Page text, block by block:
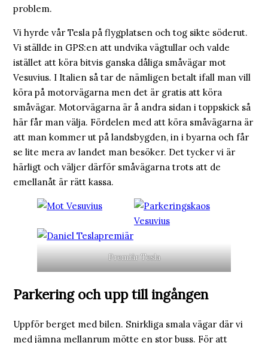
problem.
Vi hyrde vår Tesla på flygplatsen och tog sikte söderut.
Vi ställde in GPS:en att undvika vägtullar och valde
istället att köra bitvis ganska dåliga småvägar mot
Vesuvius. I Italien så tar de nämligen betalt ifall man vill
köra på motorvägarna men det är gratis att köra
småvägar. Motorvägarna är å andra sidan i toppskick så
här får man välja. Fördelen med att köra småvägarna är
att man kommer ut på landsbygden, in i byarna och får
se lite mera av landet man besöker. Det tycker vi är
härligt och väljer därför småvägarna trots att de
emellanåt är rätt kassa.
Premiär Tesla
Parkering och upp till ingången
Uppför berget med bilen. Snirkliga smala vägar där vi
med jämna mellanrum mötte en stor buss. För att